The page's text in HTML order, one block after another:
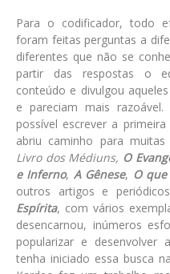
Para o codificador, todo
foram feitas perguntas a
diferentes que não se
partir das respostas o
conteúdo e divulgou
e pareciam mais
possível escrever a primeira
abriu caminho para
Livro dos Médiuns, O
e Inferno, A Gênese, O
outros artigos e
Espírita, com vários
desencarnou, inúmeros
popularizar e desenvolver
tenha iniciado essa busca